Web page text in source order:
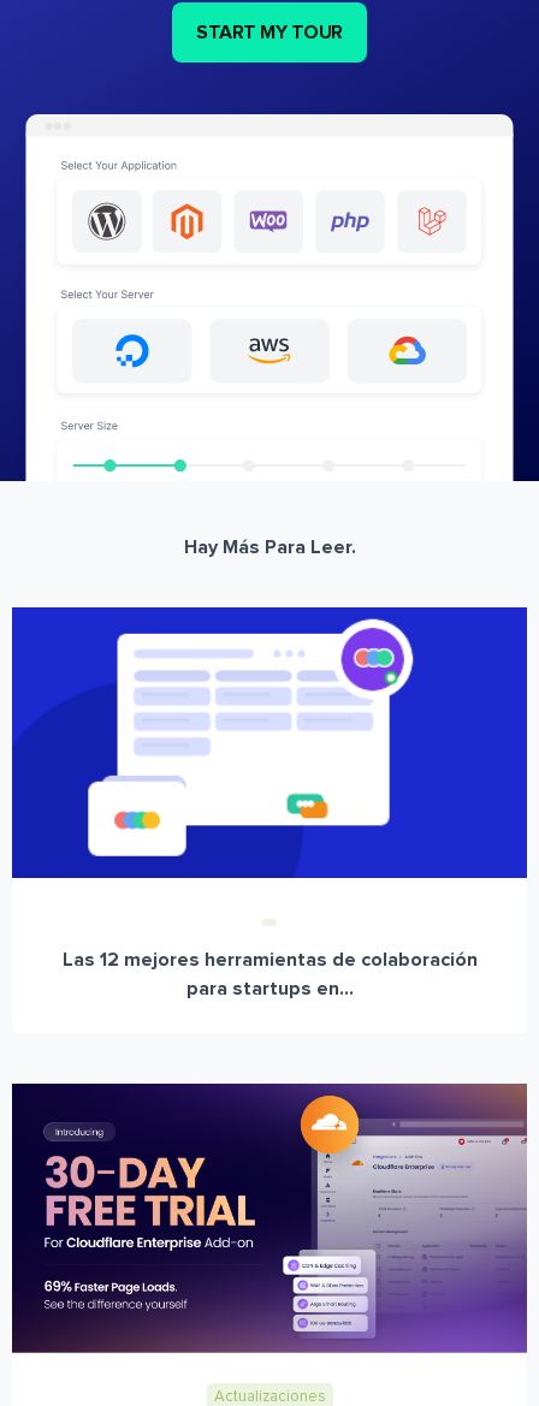
START MY TOUR
Hay Más Para Leer.
Las 12 mejores herramientas de colaboración
para startups en...
Actualizaciones